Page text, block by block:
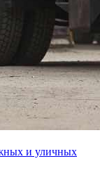
и уличных